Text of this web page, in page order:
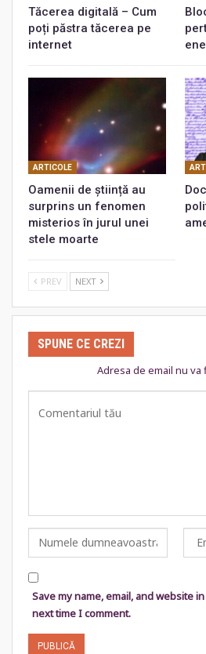
Tăcerea digitală – Cum
poți păstra tăcerea pe
internet
ARTICOLE
Oamenii de știință au
surprins un fenomen
misterios în jurul unei
stele moarte
PREV NEXT
SPUNE CE CREZI
Adresa de email nu va
Save my name, email, and website
next time I comment.